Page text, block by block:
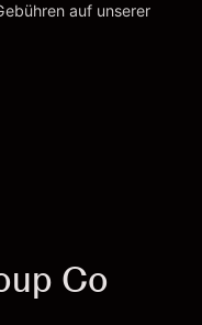
auf unserer
Co